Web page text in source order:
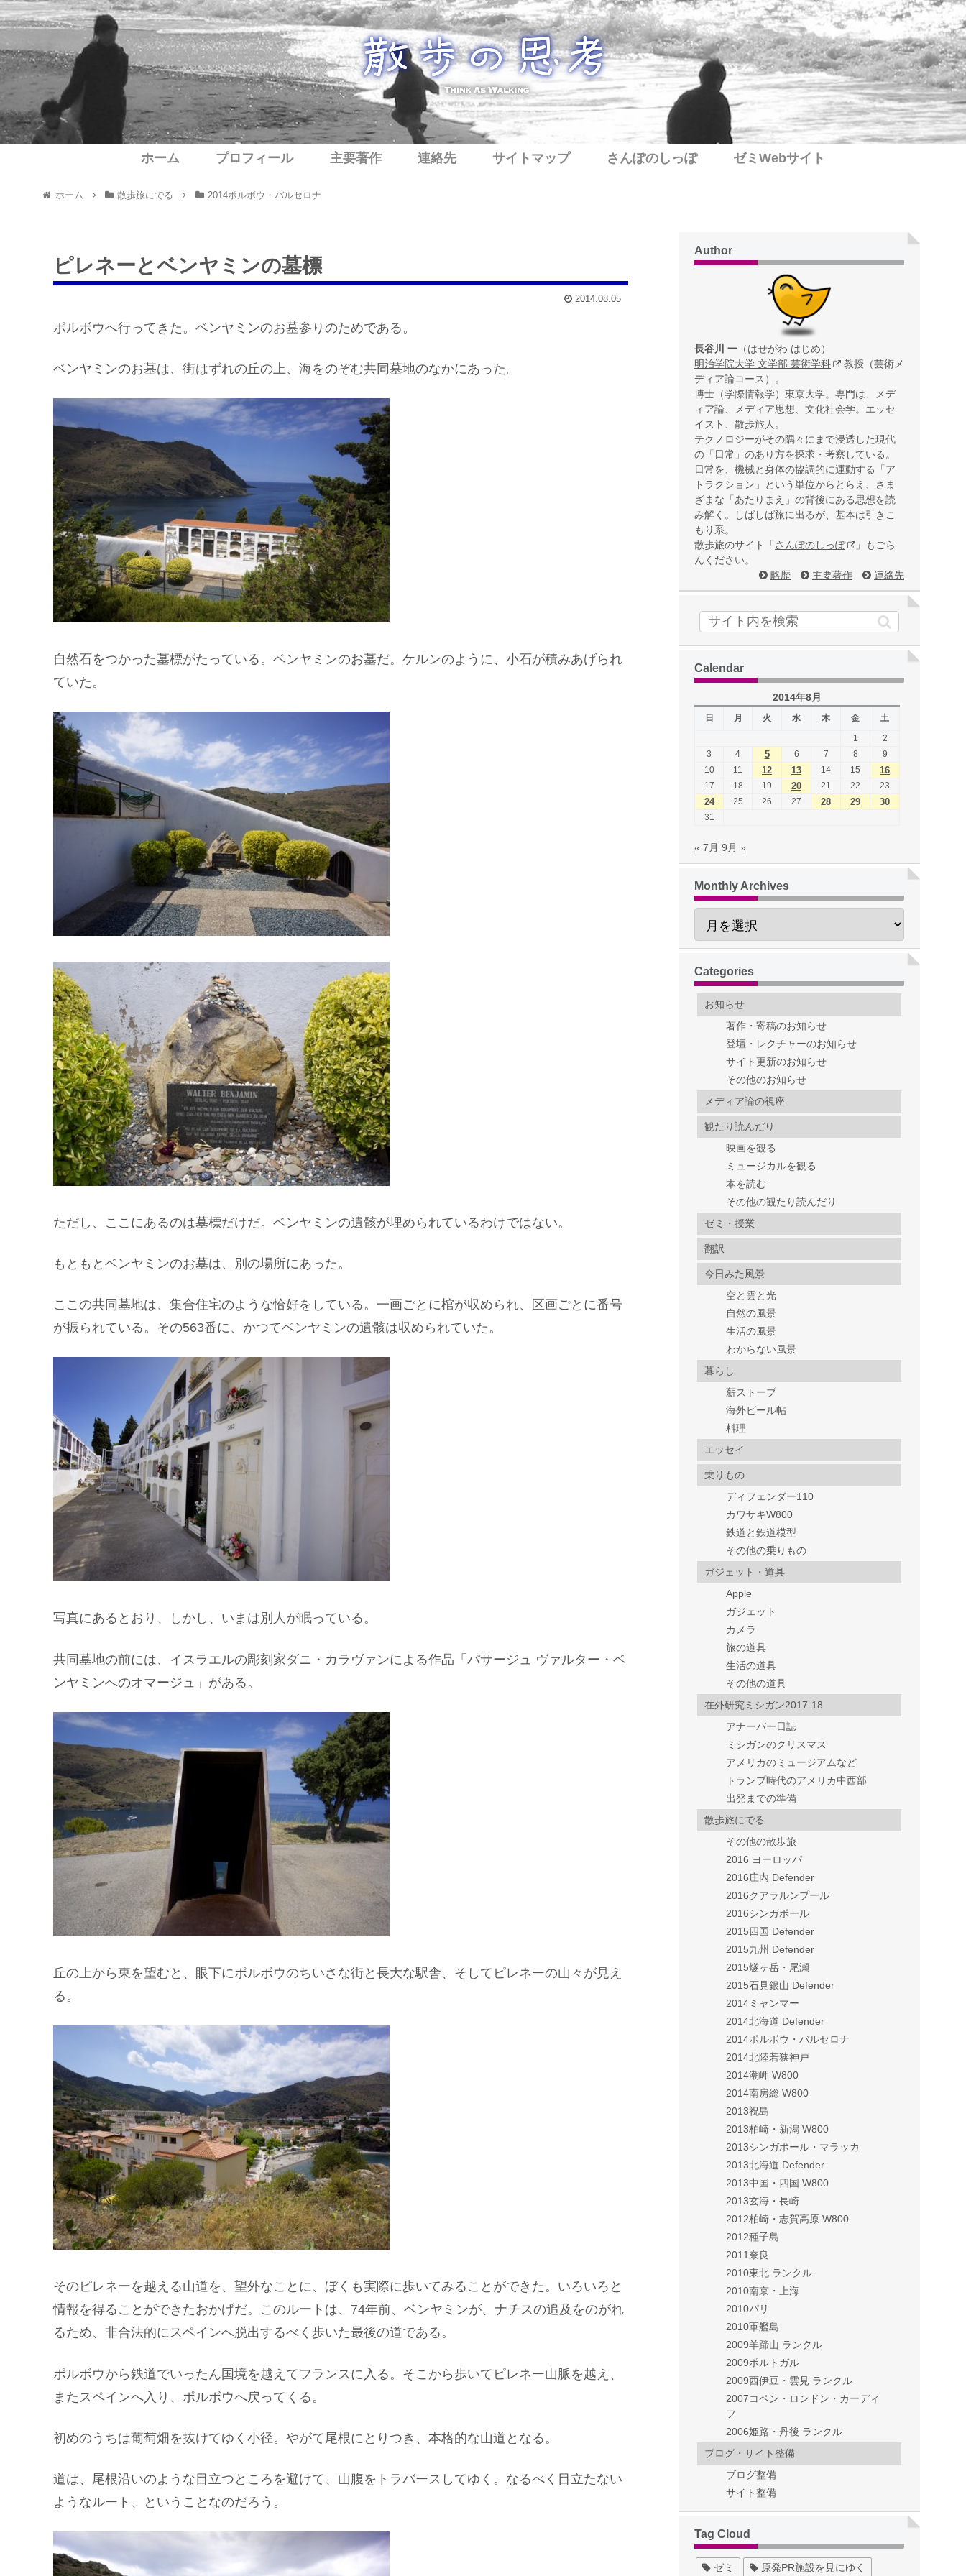
ホーム プロフィール 主要著作 連絡先 サイトマップ さんぽのしっぽ ゼミWebサイト
ホーム 散歩旅にでる 2014ポルボウ・バルセロナ
ピレネーとベンヤミンの墓標
2014.08.05
ポルボウへ行ってきた。ベンヤミンのお墓参りのためである。
ベンヤミンのお墓は、街はずれの丘の上、海をのぞむ共同墓地のなかにあった。
自然石をつかった墓標がたっている。ベンヤミンのお墓だ。ケルンのように、小石が積みあげられ
ていた。
ただし、ここにあるのは墓標だけだ。ベンヤミンの遺骸が埋められているわけではない。
もともとベンヤミンのお墓は、別の場所にあった。
ここの共同墓地は、集合住宅のような恰好をしている。一画ごとに棺が収められ、区画ごとに番号
が振られている。その563番に、かつてベンヤミンの遺骸は収められていた。
写真にあるとおり、しかし、いまは別人が眠っている。
共同墓地の前には、イスラエルの彫刻家ダニ・カラヴァンによる作品「パサージュ ヴァルター・ベ
ンヤミンへのオマージュ」がある。
丘の上から東を望むと、眼下にポルボウのちいさな街と長大な駅舎、そしてピレネーの山々が見え
る。
そのピレネーを越える山道を、望外なことに、ぼくも実際に歩いてみることができた。いろいろと
情報を得ることができたおかげだ。このルートは、74年前、ベンヤミンが、ナチスの追及をのがれ
るため、非合法的にスペインへ脱出するべく歩いた最後の道である。
ポルボウから鉄道でいったん国境を越えてフランスに入る。そこから歩いてピレネー山脈を越え、
またスペインへ入り、ポルボウへ戻ってくる。
初めのうちは葡萄畑を抜けてゆく小径。やがて尾根にとりつき、本格的な山道となる。
道は、尾根沿いのような目立つところを避けて、山腹をトラバースしてゆく。なるべく目立たない
ようなルート、ということなのだろう。
Author
長谷川 一 （はせがわ はじめ）
明治学院大学 文学部 芸術学科
教授（芸術メ
ディア論コース）。
博士（学際情報学）東京大学。専門は、メデ
ィア論、メディア思想、文化社会学。エッセ
イスト、散歩旅人。
テクノロジーがその隅々にまで浸透した現代
の「日常」のあり方を探求・考察している。
日常を、機械と身体の協調的に運動する「ア
トラクション」という単位からとらえ、さま
ざまな「あたりまえ」の背後にある思想を読
み解く。しばしば旅に出るが、基本は引きこ
もり系。
散歩旅のサイト「さんぽのしっぽ
」もごら
んください。
略歴
主要著作 連絡先
Calendar
2014年8月
日 月 火 水 木 金
土
1
2
3
4 5 6 7 8
9
10
11 12 13 14 15 16
17 18 19 20 21 22 23
24 25 26 27 28 29 30
31
« 7月 9月 »
Monthly Archives
Categories
お知らせ
著作・寄稿のお知らせ
登壇・レクチャーのお知らせ
サイト更新のお知らせ
その他のお知らせ
メディア論の視座
観たり読んだり
映画を観る
ミュージカルを観る
本を読む
その他の観たり読んだり
ゼミ・授業
翻訳
今日みた風景
空と雲と光
自然の風景
生活の風景
わからない風景
暮らし
薪ストーブ
海外ビール帖
料理
エッセイ
乗りもの
ディフェンダー110
カワサキW800
鉄道と鉄道模型
その他の乗りもの
ガジェット・道具
Apple
ガジェット
カメラ
旅の道具
生活の道具
その他の道具
在外研究ミシガン2017-18
アナーバー日誌
ミシガンのクリスマス
アメリカのミュージアムなど
トランプ時代のアメリカ中西部
出発までの準備
散歩旅にでる
その他の散歩旅
2016 ヨーロッパ
2016庄内 Defender
2016クアラルンプール
2016シンガポール
2015四国 Defender
2015九州 Defender
2015燧ヶ岳・尾瀬
2015石見銀山 Defender
2014ミャンマー
2014北海道 Defender
2014ポルボウ・バルセロナ
2014北陸若狭神戸
2014潮岬 W800
2014南房総 W800
2013祝島
2013柏崎・新潟 W800
2013シンガポール・マラッカ
2013北海道 Defender
2013中国・四国 W800
2013玄海・長崎
2012柏崎・志賀高原 W800
2012種子島
2011奈良
2010東北 ランクル
2010南京・上海
2010パリ
2010軍艦島
2009羊蹄山 ランクル
2009ポルトガル
2009西伊豆・雲見 ランクル
2007コペン・ロンドン・カーディ
フ
2006姫路・丹後 ランクル
ブログ・サイト整備
ブログ整備
サイト整備
Tag Cloud
ゼミ 原発PR施設を見にゆく